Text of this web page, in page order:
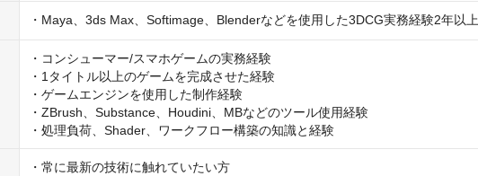
・Maya、3ds Max、Softimage、Blenderなどを使用した3DCG実務経験2年以上
・コンシューマー/スマホゲームの実務経験
・1タイトル以上のゲームを完成させた経験
・ゲームエンジンを使用した制作経験
・ZBrush、Substance、Houdini、MBなどのツール使用経験
・処理負荷、Shader、ワークフロー構築の知識と経験
・常に最新の技術に触れていたい方